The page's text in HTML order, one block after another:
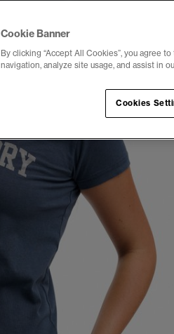
Cookie Banner
By clicking “Accept All Cookies”, you agree
navigation, analyze site usage, and assist in
Cookies